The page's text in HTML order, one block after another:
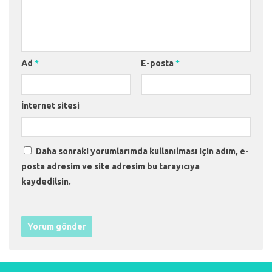
Ad * E-posta *
İnternet sitesi
Daha sonraki yorumlarımda kullanılması için adım, e-
posta adresim ve site adresim bu tarayıcıya
kaydedilsin.